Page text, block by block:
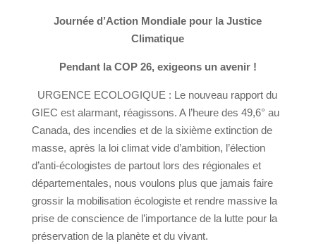
Journée d’Action Mondiale pour la Justice
Climatique
Pendant la COP 26, exigeons un avenir !
URGENCE ECOLOGIQUE : Le nouveau rapport du
GIEC est alarmant, réagissons. A l’heure des 49,6° au
Canada, des incendies et de la sixième extinction de
masse, après la loi climat vide d’ambition, l’élection
d’anti-écologistes de partout lors des régionales et
départementales, nous voulons plus que jamais faire
grossir la mobilisation écologiste et rendre massive la
prise de conscience de l’importance de la lutte pour la
préservation de la planète et du vivant.